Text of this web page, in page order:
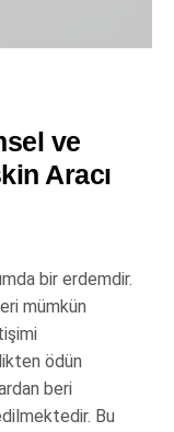
ve
Aracı
bir erdemdir.
mümkün
ödün
beri
Bu